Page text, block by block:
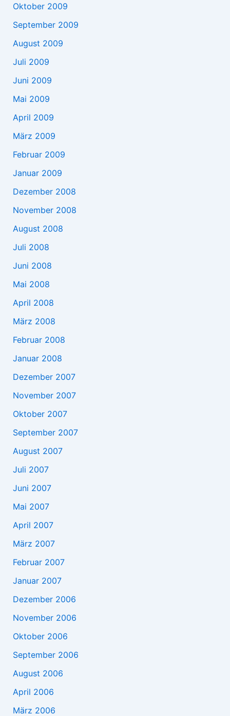
Oktober 2009
September 2009
August 2009
Juli 2009
Juni 2009
Mai 2009
April 2009
März 2009
Februar 2009
Januar 2009
Dezember 2008
November 2008
August 2008
Juli 2008
Juni 2008
Mai 2008
April 2008
März 2008
Februar 2008
Januar 2008
Dezember 2007
November 2007
Oktober 2007
September 2007
August 2007
Juli 2007
Juni 2007
Mai 2007
April 2007
März 2007
Februar 2007
Januar 2007
Dezember 2006
November 2006
Oktober 2006
September 2006
August 2006
April 2006
März 2006